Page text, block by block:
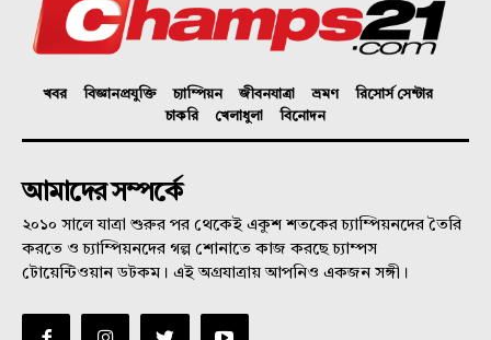
খবর বিজ্ঞানপ্রযুক্তি চ্যাম্পিয়ন জীবনযাত্রা ভ্রমণ
রিসোর্স সেন্টার
চাকরি
খেলাধুলা বিনোদন
আমাদের সম্পর্কে
২০১০ সালে যাত্রা শুরুর পর থেকেই একুশ শতকের চ্যাম্পিয়নদের তৈরি
করতে ও চ্যাম্পিয়নদের গল্প শোনাতে কাজ করছে চ্যাম্পস
টোয়েন্টিওয়ান ডটকম। এই অগ্রযাত্রায় আপনিও একজন সঙ্গী।